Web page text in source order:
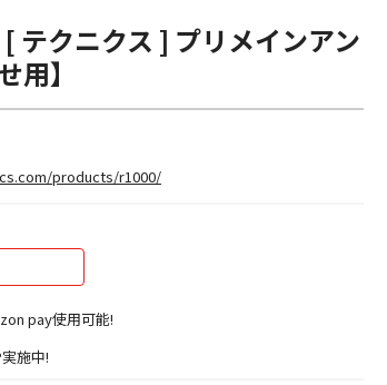
テクニクス ] プリメインアン
用】
products/r1000/
pay使用可能!
施中!